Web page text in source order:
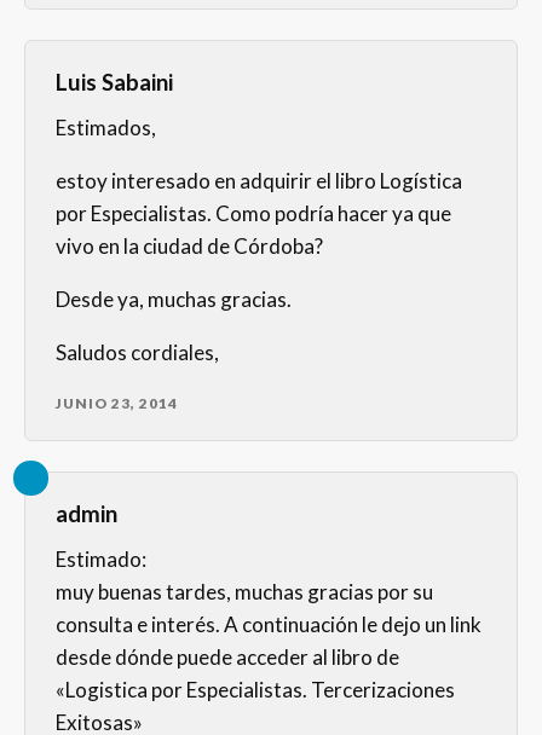
Luis Sabaini
Estimados,
estoy interesado en adquirir el libro Logística
por Especialistas. Como podría hacer ya que
vivo en la ciudad de Córdoba?
Desde ya, muchas gracias.
Saludos cordiales,
JUNIO 23, 2014
admin
Estimado:
muy buenas tardes, muchas gracias por su
consulta e interés. A continuación le dejo un link
desde dónde puede acceder al libro de
«Logistica por Especialistas. Tercerizaciones
Exitosas»